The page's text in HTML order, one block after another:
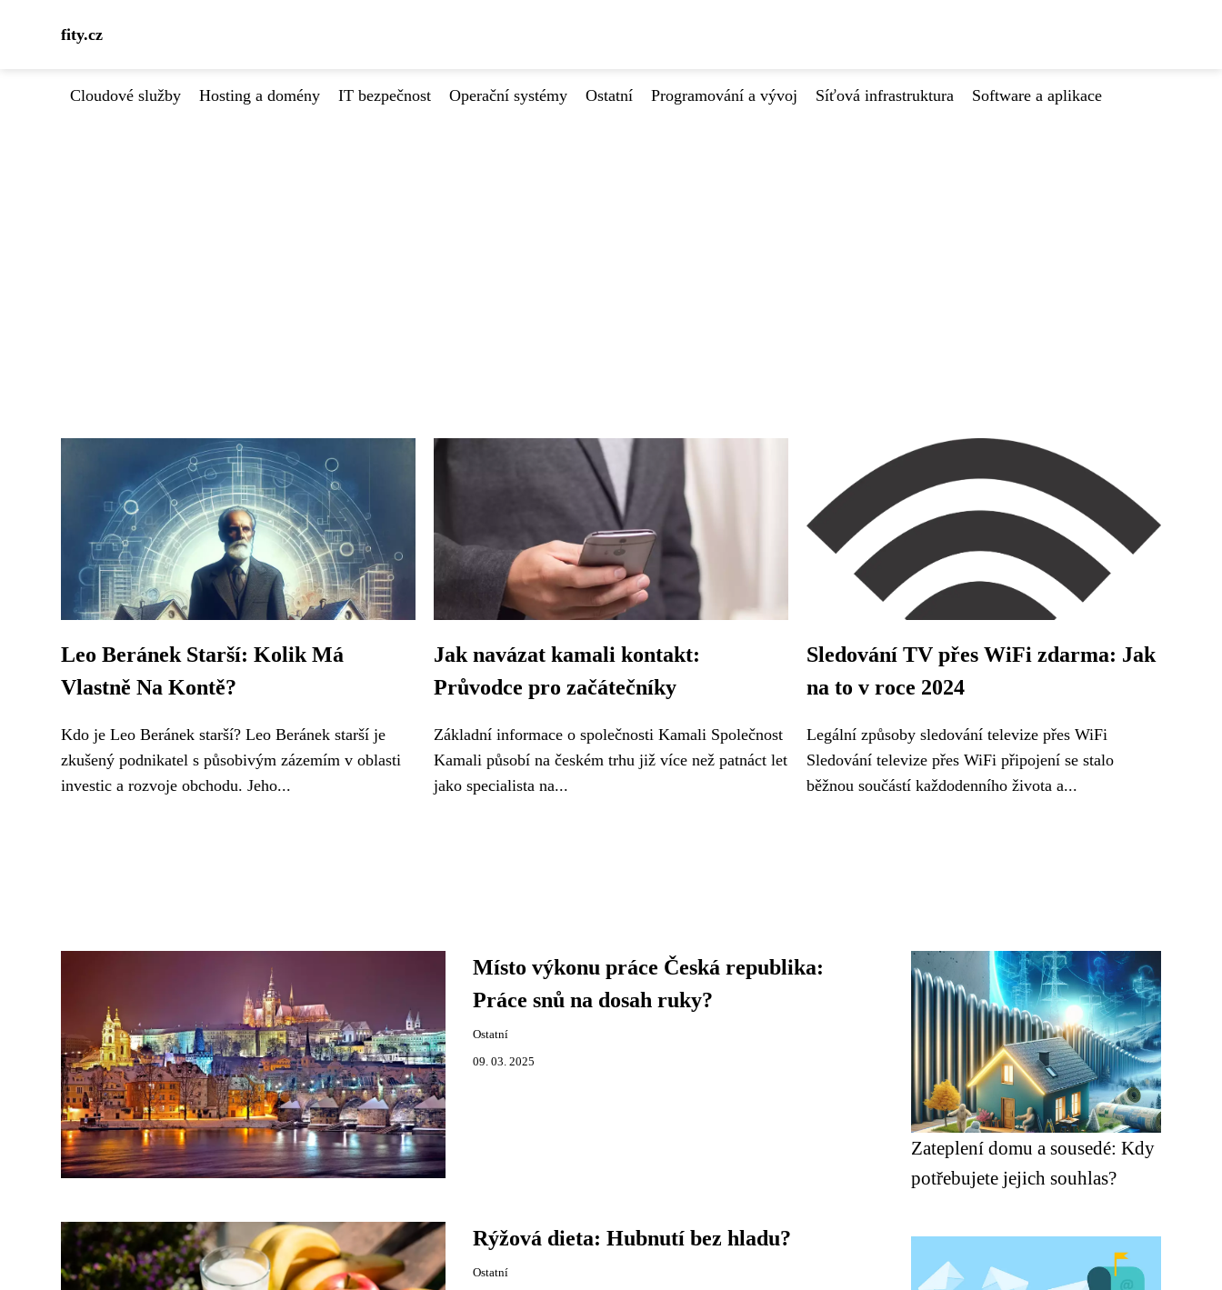
fity.cz
Cloudové služby Hosting a domény IT bezpečnost Operační systémy Ostatní Programování a vývoj Síťová infrastruktura Software a aplikace
Leo Beránek Starší: Kolik Má
Vlastně Na Kontě?
Kdo je Leo Beránek starší? Leo Beránek starší je
zkušený podnikatel s působivým zázemím v oblasti
investic a rozvoje obchodu. Jeho...
Jak navázat kamali kontakt:
Průvodce pro začátečníky
Základní informace o společnosti Kamali Společnost
Kamali působí na českém trhu již více než patnáct let
jako specialista na...
Sledování TV přes WiFi zdarma: Jak
na to v roce 2024
Legální způsoby sledování televize přes WiFi
Sledování televize přes WiFi připojení se stalo
běžnou součástí každodenního života a...
Místo výkonu práce Česká republika:
Práce snů na dosah ruky?
Ostatní
09. 03. 2025
Rýžová dieta: Hubnutí bez hladu?
Ostatní
Zateplení domu a sousedé: Kdy
potřebujete jejich souhlas?